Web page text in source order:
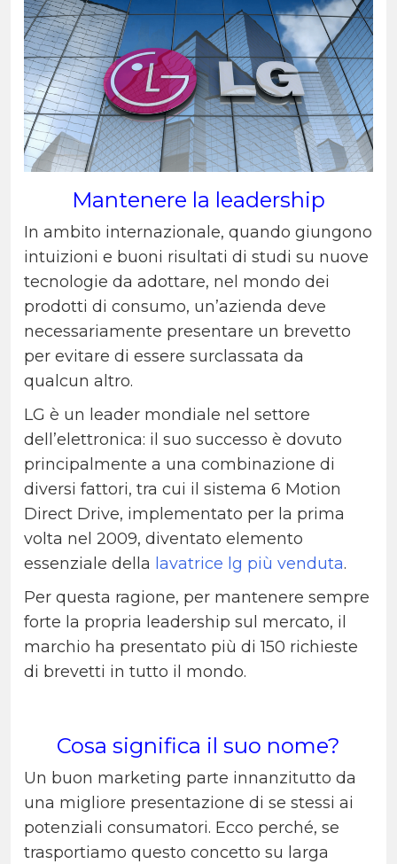
Mantenere la leadership
In ambito internazionale, quando giungono
intuizioni e buoni risultati di studi su nuove
tecnologie da adottare, nel mondo dei
prodotti di consumo, un’azienda deve
necessariamente presentare un brevetto
per evitare di essere surclassata da
qualcun altro.
LG è un leader mondiale nel settore
dell’elettronica: il suo successo è dovuto
principalmente a una combinazione di
diversi fattori, tra cui il sistema 6 Motion
Direct Drive, implementato per la prima
volta nel 2009, diventato elemento
essenziale della lavatrice lg più venduta.
Per questa ragione, per mantenere sempre
forte la propria leadership sul mercato, il
marchio ha presentato più di 150 richieste
di brevetti in tutto il mondo.
Cosa significa il suo nome?
Un buon marketing parte innanzitutto da
una migliore presentazione di se stessi ai
potenziali consumatori. Ecco perché, se
trasportiamo questo concetto su larga